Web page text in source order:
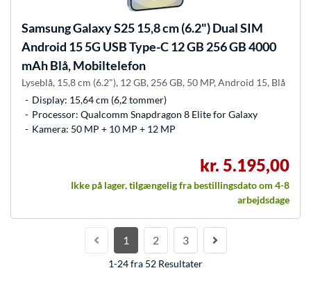
SamsungGalaxy S25 15,8 cm (6.2") Dual SIM
Android 15 5G USB Type-C 12 GB 256 GB 4000
mAh Blå, Mobiltelefon
Lyseblå, 15,8 cm (6.2"), 12 GB, 256 GB, 50 MP, Android 15, Blå
Display: 15,64 cm (6,2 tommer)
Processor: Qualcomm Snapdragon 8 Elite for Galaxy
Kamera: 50 MP + 10 MP + 12 MP
kr. 5.195,00
Ikke på lager, tilgængelig fra bestillingsdato om 4-8
arbejdsdage
1 2 3
1-24 fra 52 Resultater